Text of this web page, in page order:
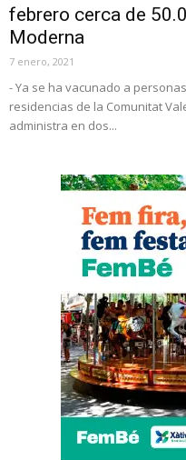
febrero cerca de
Moderna
7 enero, 2021
- Ya se ha vacunado a
residencias de la Comunitat
administra en dos...